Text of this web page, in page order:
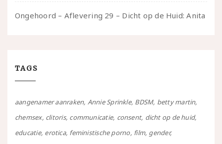
Ongehoord – Aflevering 29 – Dicht op de Huid: Anita
TAGS
aangenamer aanraken Annie Sprinkle BDSM betty martin
chemsex clitoris communicatie consent dicht op de huid
educatie erotica feministische porno film gender